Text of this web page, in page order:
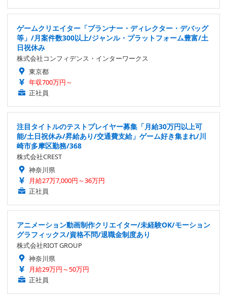
ゲームクリエイター「プランナー・ディレクター・デバッグ
等」/月案件数300以上/ジャンル・プラットフォーム豊富/土
日祝休み
株式会社コンフィデンス・インターワークス
東京都
年収700万円～
正社員
注目タイトルのテストプレイヤー募集「月給30万円以上可
能/土日祝休み/昇給あり/交通費支給」ゲーム好き集まれ/川
崎市多摩区勤務/368
株式会社CREST
神奈川県
月給27万7,000円～36万円
正社員
アニメーション動画制作クリエイター/未経験OK/モーション
グラフィックス/資格不問/退職金制度あり
株式会社RIOT GROUP
神奈川県
月給29万円～50万円
正社員